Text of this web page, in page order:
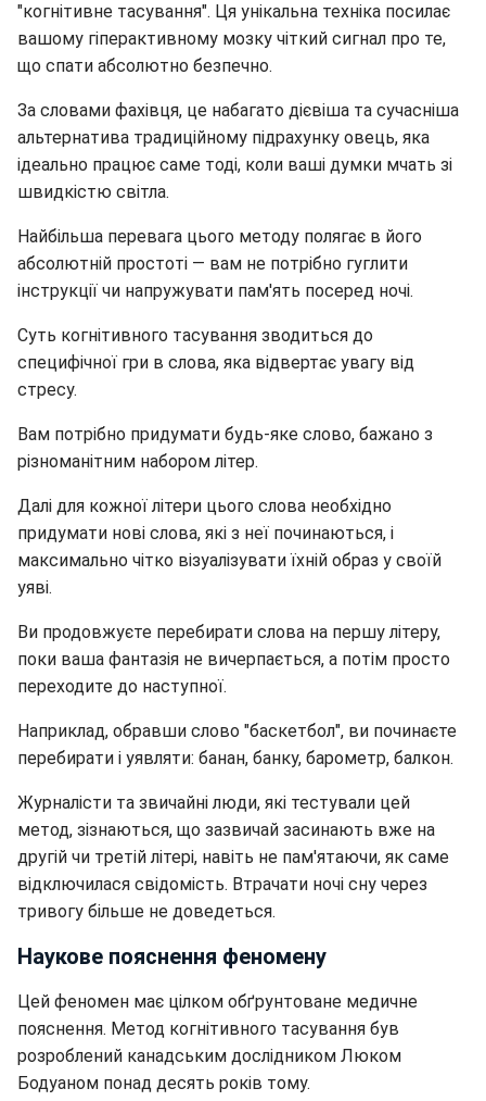
"когнітивне тасування". Ця унікальна техніка посилає
вашому гіперактивному мозку чіткий сигнал про те,
що спати абсолютно безпечно.
За словами фахівця, це набагато дієвіша та сучасніша
альтернатива традиційному підрахунку овець, яка
ідеально працює саме тоді, коли ваші думки мчать зі
швидкістю світла.
Найбільша перевага цього методу полягає в його
абсолютній простоті — вам не потрібно гуглити
інструкції чи напружувати пам'ять посеред ночі.
Суть когнітивного тасування зводиться до
специфічної гри в слова, яка відвертає увагу від
стресу.
Вам потрібно придумати будь-яке слово, бажано з
різноманітним набором літер.
Далі для кожної літери цього слова необхідно
придумати нові слова, які з неї починаються, і
максимально чітко візуалізувати їхній образ у своїй
уяві.
Ви продовжуєте перебирати слова на першу літеру,
поки ваша фантазія не вичерпається, а потім просто
переходите до наступної.
Наприклад, обравши слово "баскетбол", ви починаєте
перебирати і уявляти: банан, банку, барометр, балкон.
Журналісти та звичайні люди, які тестували цей
метод, зізнаються, що зазвичай засинають вже на
другій чи третій літері, навіть не пам'ятаючи, як саме
відключилася свідомість. Втрачати ночі сну через
тривогу більше не доведеться.
Наукове пояснення феномену
Цей феномен має цілком обґрунтоване медичне
пояснення. Метод когнітивного тасування був
розроблений канадським дослідником Люком
Бодуаном понад десять років тому.